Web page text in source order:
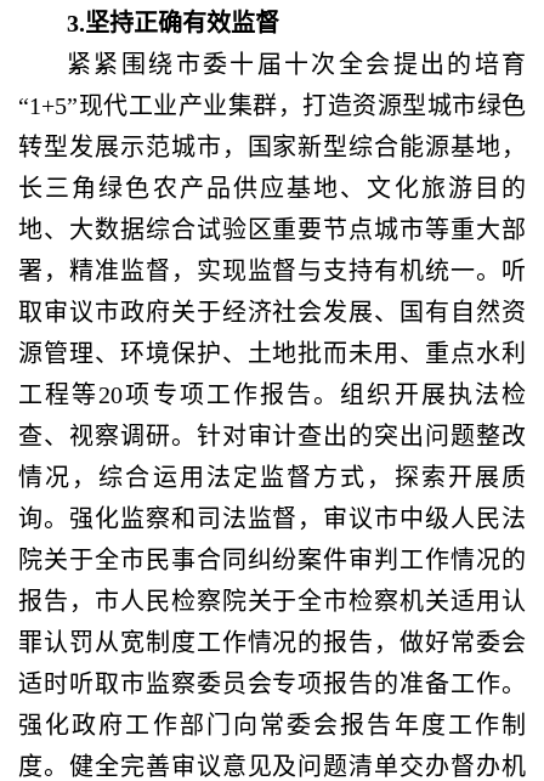
3.坚持正确有效监督
紧紧围绕市委十届十次全会提出的培育
“1+5”现代工业产业集群，打造资源型城市绿色
转型发展示范城市，国家新型综合能源基地，
长三角绿色农产品供应基地、文化旅游目的
地、大数据综合试验区重要节点城市等重大部
署，精准监督，实现监督与支持有机统一。听
取审议市政府关于经济社会发展、国有自然资
源管理、环境保护、土地批而未用、重点水利
工程等20项专项工作报告。组织开展执法检
查、视察调研。针对审计查出的突出问题整改
情况，综合运用法定监督方式，探索开展质
询。强化监察和司法监督，审议市中级人民法
院关于全市民事合同纠纷案件审判工作情况的
报告，市人民检察院关于全市检察机关适用认
罪认罚从宽制度工作情况的报告，做好常委会
适时听取市监察委员会专项报告的准备工作。
强化政府工作部门向常委会报告年度工作制
度。健全完善审议意见及问题清单交办督办机